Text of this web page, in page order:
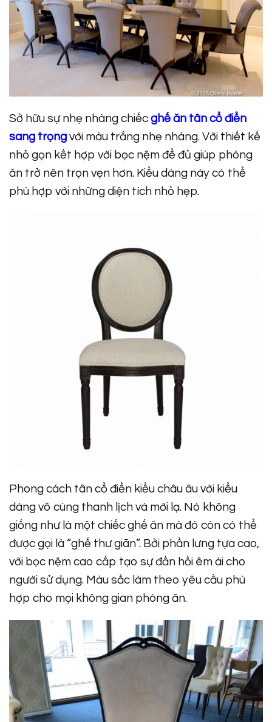
Sở hữu sự nhẹ nhàng chiếc ghế ăn tân cổ điển
sang trọng với màu trắng nhẹ nhàng. Với thiết kế
nhỏ gọn kết hợp với bọc nệm để đủ giúp phòng
ăn trở nên trọn vẹn hơn. Kiểu dáng này có thể
phù hợp với những diện tích nhỏ hẹp.
Phong cách tân cổ điển kiểu châu âu với kiểu
dáng vô cùng thanh lịch và mới lạ. Nó không
giống như là một chiếc ghế ăn mà đó còn có thể
được gọi là “ghế thư giãn”. Bởi phần lưng tựa cao,
với bọc nệm cao cấp tạo sự đần hồi êm ái cho
người sử dụng. Màu sắc làm theo yêu cầu phù
hợp cho mọi không gian phòng ăn.